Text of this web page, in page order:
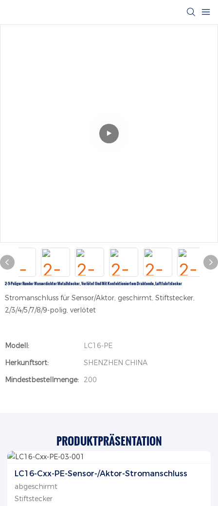
2-9-Poliger Runder Wasserdichter Metallstecker, Verlötet Und Mit Konfektioniertem Drahtende, Luftfahrtstecker
Stromanschluss für Sensor/Aktor, geschirmt, Stiftstecker,
2/3/4/5/7/8/9-polig, verlötet
Modell:
LC16-PE
Herkunftsort:
SHENZHEN CHINA
Mindestbestellmenge:
200
PRODUKTPRÄSENTATION
LC16-Cxx-PE-Sensor-/Aktor-Stromanschluss
abgeschirmt
Stiftstecker